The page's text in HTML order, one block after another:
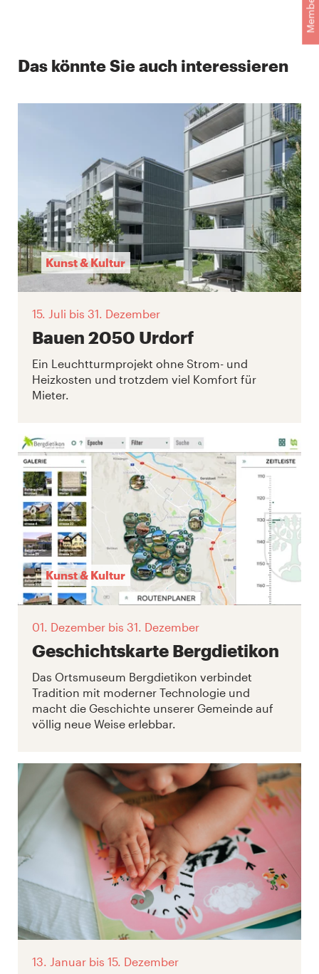
Das könnte Sie auch interessieren
Kunst & Kultur
15. Juli bis 31. Dezember
Bauen 2050 Urdorf
Ein Leuchtturmprojekt ohne Strom- und
Heizkosten und trotzdem viel Komfort für
Mieter.
Kunst & Kultur
01. Dezember bis 31. Dezember
Geschichtskarte Bergdietikon
Das Ortsmuseum Bergdietikon verbindet
Tradition mit moderner Technologie und
macht die Geschichte unserer Gemeinde auf
völlig neue Weise erlebbar.
13. Januar bis 15. Dezember